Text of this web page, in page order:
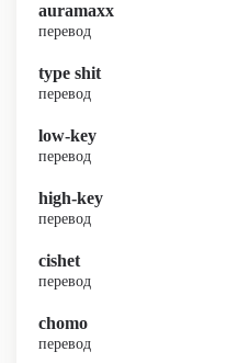
auramaxx
перевод
type shit
перевод
low-key
перевод
high-key
перевод
cishet
перевод
chomo
перевод